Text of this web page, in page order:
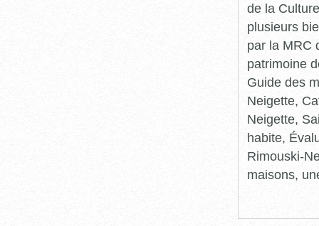
de la
plusieurs
par la MRC
patrimoine
Guide des
Neigette,
Neigette,
habite,
Rimouski-
maisons,